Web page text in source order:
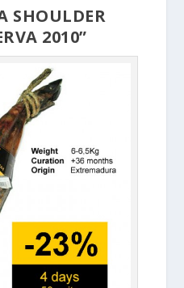
SHOULDER
2010”